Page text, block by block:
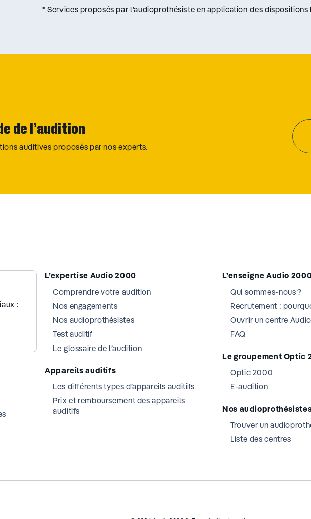
* Services proposés par l’audioprothésiste en application des dispositions
de l’audition
auditives proposés par nos experts.
:
L’expertise Audio 2000
Comprendre votre audition
Nos engagements
Nos audioprothésistes
Test auditif
Le glossaire de l’audition
Appareils auditifs
Les différents types d’appareils auditifs
Prix et remboursement des appareils
auditifs
L’enseigne Audio
Qui sommes-nous ?
Recrutement :
Ouvrir un centre
FAQ
Le groupement Optic
Optic 2000
E-audition
Nos
Trouver un
Liste des centres